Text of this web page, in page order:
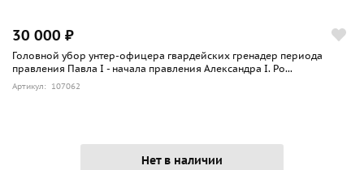
30 000 ₽
Головной убор унтер-офицера гвардейских гренадер периода
правления Павла I - начала правления Александра I. Ро...
Артикул: 107062
Нет в наличии